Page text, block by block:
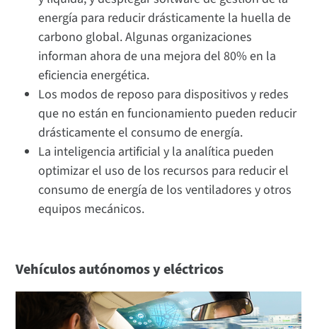
energía para reducir drásticamente la huella de
carbono global. Algunas organizaciones
informan ahora de una mejora del 80% en la
eficiencia energética.
Los modos de reposo para dispositivos y redes
que no están en funcionamiento pueden reducir
drásticamente el consumo de energía.
La inteligencia artificial y la analítica pueden
optimizar el uso de los recursos para reducir el
consumo de energía de los ventiladores y otros
equipos mecánicos.
Vehículos autónomos y eléctricos